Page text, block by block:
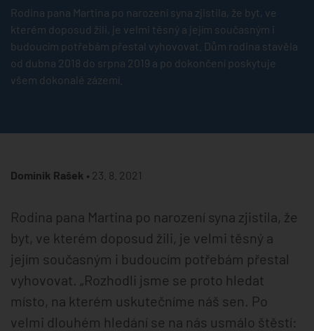
Rodina pana Martina po narození syna zjistila, že byt, ve
kterém doposud žili, je velmi těsný a jejím současným i
budoucím potřebám přestal vyhovovat. Dům rodina stavěla
od dubna 2018 do srpna 2019 a po dokončení poskytuje
všem dokonalé zázemí.
Dominik Rašek • 23. 8. 2021
Rodina pana Martina po narození syna zjistila, že
byt, ve kterém doposud žili, je velmi těsný a
jejím současným i budoucím potřebám přestal
vyhovovat. „Rozhodli jsme se proto hledat
místo, na kterém uskutečníme náš sen. Po
velmi dlouhém hledání se na nás usmálo štěstí: